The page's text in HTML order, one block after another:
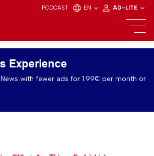
PODCAST EN AD-LITE
Experience
with fewer ads for 1.99€ per month or